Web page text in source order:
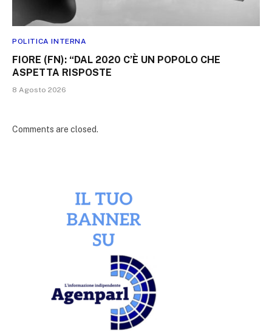
POLITICA INTERNA
FIORE (FN): “DAL 2020 C’È UN POPOLO CHE
ASPETTA RISPOSTE
8 Agosto 2026
Comments are closed.